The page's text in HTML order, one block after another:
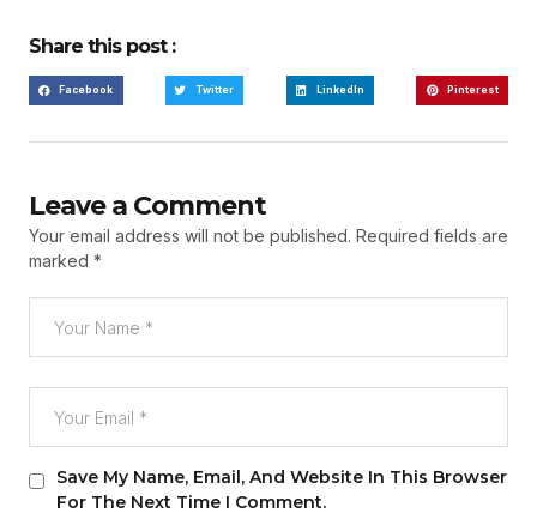
Share this post :
Facebook Twitter LinkedIn Pinterest
Leave a Comment
Your email address will not be published. Required fields are
marked *
Save My Name, Email, And Website In This Browser
For The Next Time I Comment.